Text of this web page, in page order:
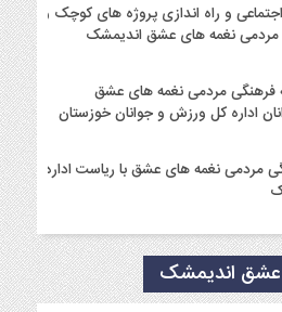
اجتماعی و راه اندازی پروژه های کوچک و
مردمی نغمه های عشق اندیمشک
فرهنگی مردمی نغمه های عشق
اداره کل ورزش و جوانان خوزستان
مردمی نغمه های عشق با ریاست اداره
عنوان کافه شادی مهدوی به مناسبت
هفته ی جوان در اندیمشک برگزار شد.
عشق اندیمشک